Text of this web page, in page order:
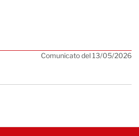
Comunicato del 13/05/2026